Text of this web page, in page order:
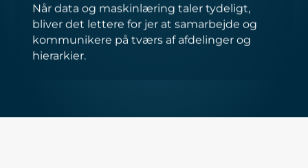
Når data og maskinlæring taler tydeligt,
bliver det lettere for jer at samarbejde og
kommunikere på tværs af afdelinger og
hierarkier.